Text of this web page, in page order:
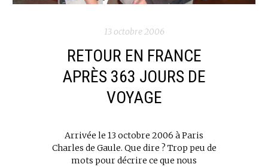
13 octobre 2006
RETOUR EN FRANCE
APRÈS 363 JOURS DE
VOYAGE
Arrivée le 13 octobre 2006 à Paris
Charles de Gaule. Que dire ? Trop peu de
mots pour décrire ce que nous